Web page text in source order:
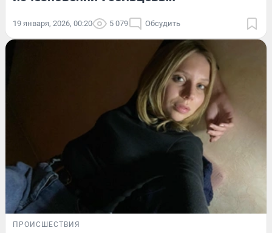
19 января, 2026, 00:20 5 079 Обсудить
ПРОИСШЕСТВИЯ